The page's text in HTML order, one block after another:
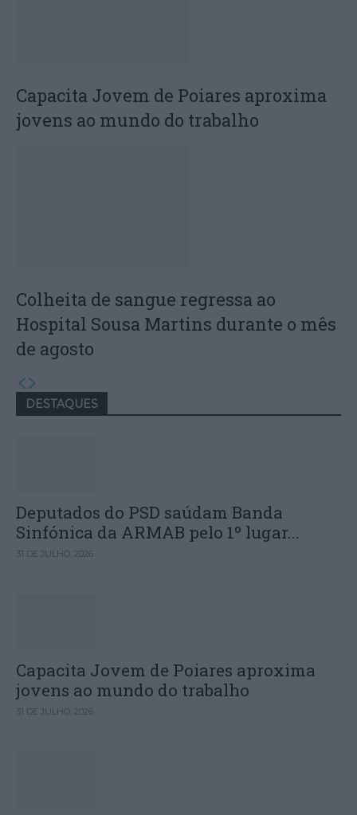
Capacita Jovem de Poiares aproxima
jovens ao mundo do trabalho
Colheita de sangue regressa ao
Hospital Sousa Martins durante o mês
de agosto
DESTAQUES
Deputados do PSD saúdam Banda
Sinfónica da ARMAB pelo 1º lugar...
31 DE JULHO, 2026
Capacita Jovem de Poiares aproxima
jovens ao mundo do trabalho
31 DE JULHO, 2026